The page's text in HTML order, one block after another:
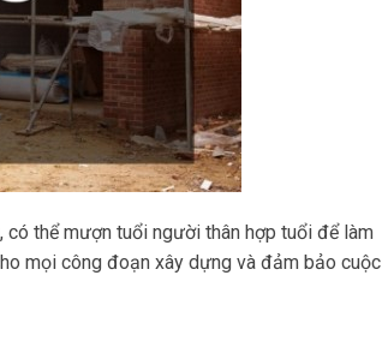
thể mượn tuổi người thân hợp tuổi để làm
mọi công đoạn xây dựng và đảm bảo cuộc